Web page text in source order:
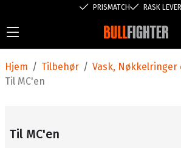
PRISMATCH RASK
/
Hjem /
Tilbehør
Vask, Nøkkelringer
Til MC'en
Til MC'en